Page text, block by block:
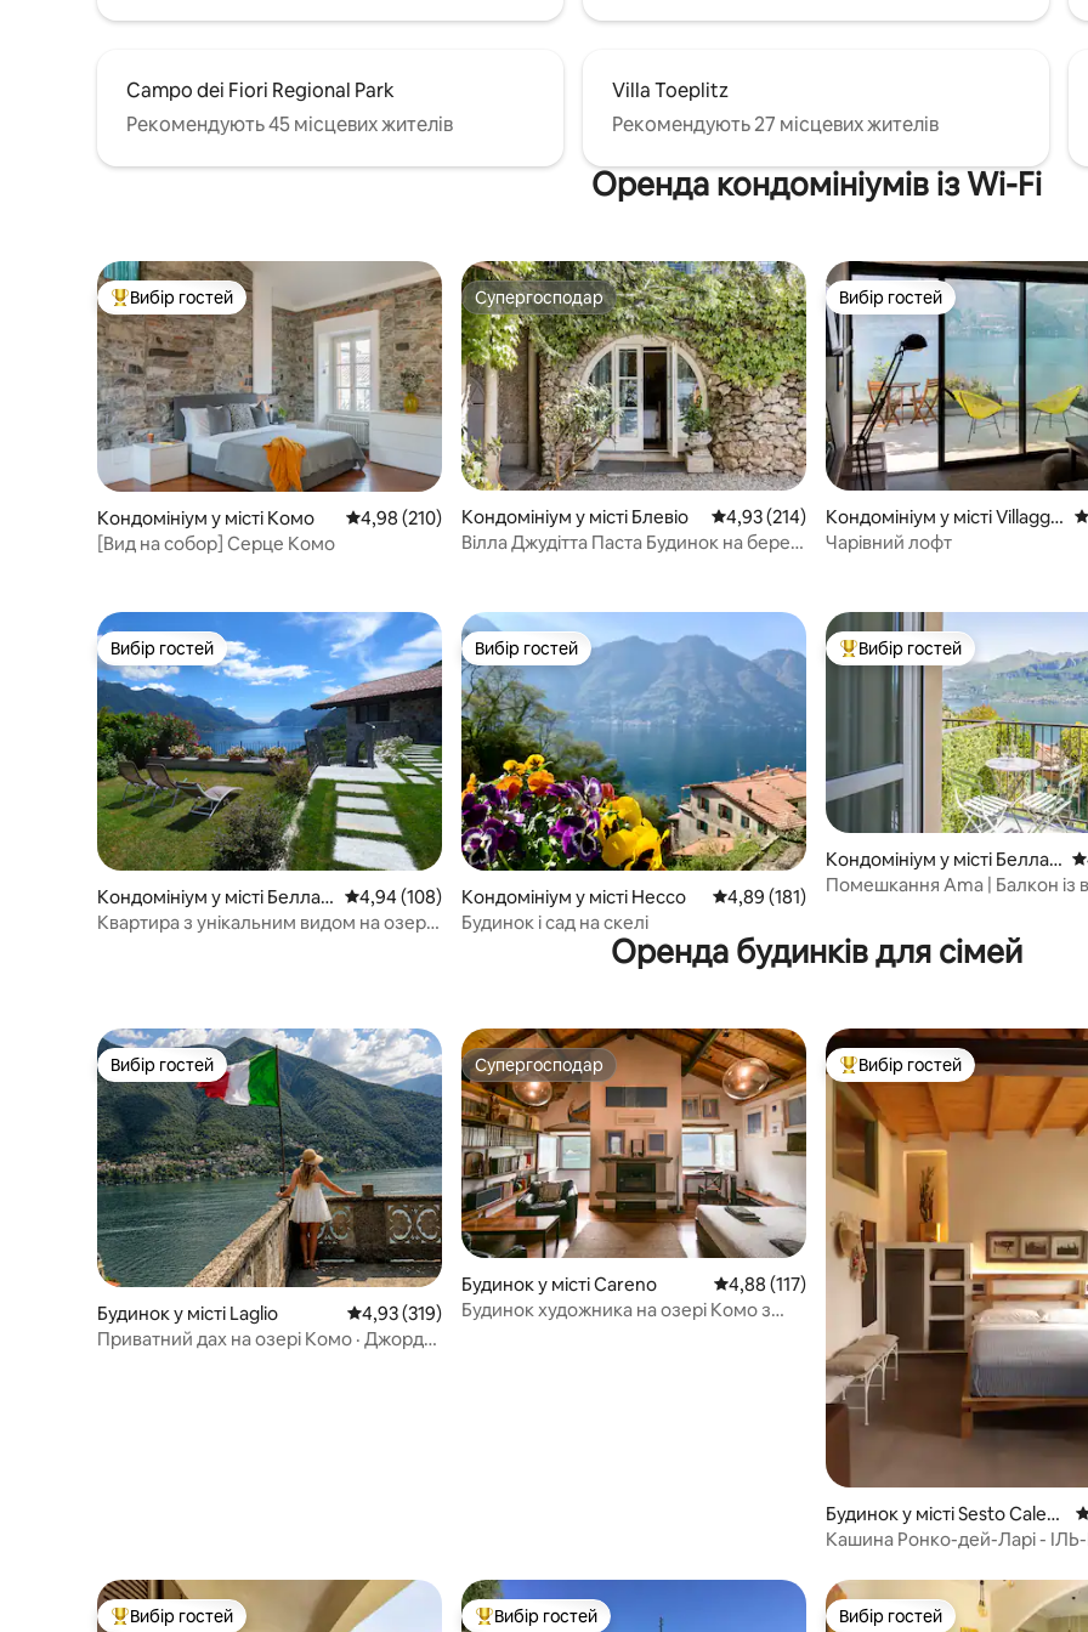
Campo dei Fiori Regional Park
Рекомендують 45 місцевих жителів
Villa Toeplitz
Рекомендують 27 місцевих жителів
Оренда кондомініумів із Wi-Fi
Топ вибір гостей
Вибір гостей
Кондомініум у місті Комо Середня оцінка: 4,98 з 5, відгуки: 210
4,98 (210)
[Вид на собор] Серце Комо
Супергосподар
Супергосподар
Кондомініум у місті Блевіо Середня оцінка: 4,93 з 5, відгуки: 214
4,93 (214)
Вілла Джудітта Паста Будинок на березі
Вибір гостей
Вибір гостей
Кондомініум у місті Villaggio
Belmonte
Чарівний лофт
Вибір гостей
Вибір гостей
Кондомініум у місті Беллад
жо
Середня оцінка: 4,94 з 5, відгуки: 108
4,94 (108)
Квартира з унікальним видом на озеро,
Вибір гостей
Вибір гостей
Кондомініум у місті Нессо Середня оцінка: 4,89 з 5, відгуки: 181
4,89 (181)
Будинок і сад на скелі
Топ вибір гостей
Вибір гостей
Кондомініум у місті Беллад
жо
Помешкання Ama | Балкон із
Оренда будинків для сімей
Вибір гостей
Вибір гостей
Будинок у місті Laglio Середня оцінка: 4,93 з 5, відгуки: 319
4,93 (319)
Приватний дах на озері Комо · Джордж
Супергосподар
Супергосподар
Будинок у місті Careno Середня оцінка: 4,88 з 5, відгуки: 117
4,88 (117)
Будинок художника на озері Комо з
Топ вибір гостей
Вибір гостей
Будинок у місті Sesto Calen
de
Кашина Ронко-дей-Ларі -
Топ вибір гостей
Вибір гостей Топ вибір гостей
Вибір гостей Вибір гостей
Вибір гостей